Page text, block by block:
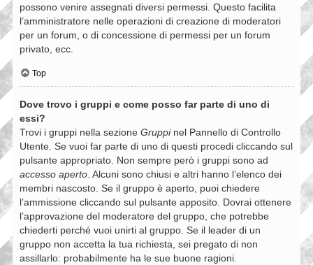
possono venire assegnati diversi permessi. Questo facilita
l’amministratore nelle operazioni di creazione di moderatori
per un forum, o di concessione di permessi per un forum
privato, ecc.
Top
Dove trovo i gruppi e come posso far parte di uno di
essi?
Trovi i gruppi nella sezione Gruppinel Pannello di Controllo
Utente. Se vuoi far parte di uno di questi procedi cliccando sul
pulsante appropriato. Non sempre però i gruppi sono ad
accesso aperto. Alcuni sono chiusi e altri hanno l’elenco dei
membri nascosto. Se il gruppo è aperto, puoi chiedere
l’ammissione cliccando sul pulsante apposito. Dovrai ottenere
l’approvazione del moderatore del gruppo, che potrebbe
chiederti perché vuoi unirti al gruppo. Se il leader di un
gruppo non accetta la tua richiesta, sei pregato di non
assillarlo: probabilmente ha le sue buone ragioni.